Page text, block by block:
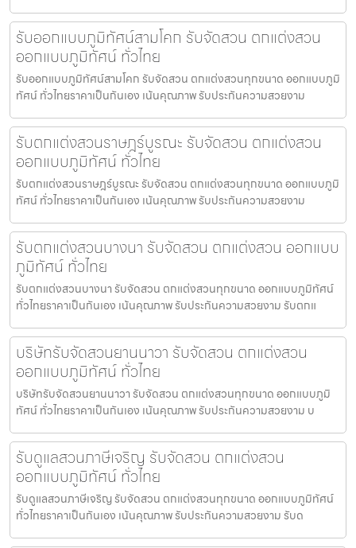
รับออกแบบภูมิทัศน์สามโคก รับจัดสวน ตกแต่งสวน
ออกแบบภูมิทัศน์ ทั่วไทย
รับออกแบบภูมิทัศน์สามโคก รับจัดสวน ตกแต่งสวนทุกขนาด ออกแบบภูมิ
ทัศน์ ทั่วไทยราคาเป็นกันเอง เน้นคุณภาพ รับประกันความสวยงาม
รับตกแต่งสวนราษฎร์บูรณะ รับจัดสวน ตกแต่งสวน
ออกแบบภูมิทัศน์ ทั่วไทย
รับตกแต่งสวนราษฎร์บูรณะ รับจัดสวน ตกแต่งสวนทุกขนาด ออกแบบภูมิ
ทัศน์ ทั่วไทยราคาเป็นกันเอง เน้นคุณภาพ รับประกันความสวยงาม
รับตกแต่งสวนบางนา รับจัดสวน ตกแต่งสวน ออกแบบ
ภูมิทัศน์ ทั่วไทย
รับตกแต่งสวนบางนา รับจัดสวน ตกแต่งสวนทุกขนาด ออกแบบภูมิทัศน์
ทั่วไทยราคาเป็นกันเอง เน้นคุณภาพ รับประกันความสวยงาม รับตกแ
บริษัทรับจัดสวนยานนาวา รับจัดสวน ตกแต่งสวน
ออกแบบภูมิทัศน์ ทั่วไทย
บริษัทรับจัดสวนยานนาวา รับจัดสวน ตกแต่งสวนทุกขนาด ออกแบบภูมิ
ทัศน์ ทั่วไทยราคาเป็นกันเอง เน้นคุณภาพ รับประกันความสวยงาม บ
รับดูแลสวนภาษีเจริญ รับจัดสวน ตกแต่งสวน
ออกแบบภูมิทัศน์ ทั่วไทย
รับดูแลสวนภาษีเจริญ รับจัดสวน ตกแต่งสวนทุกขนาด ออกแบบภูมิทัศน์
ทั่วไทยราคาเป็นกันเอง เน้นคุณภาพ รับประกันความสวยงาม รับด